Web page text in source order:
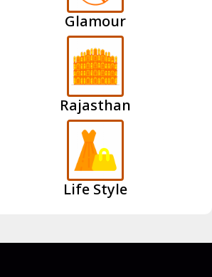
Glamour
Rajasthan
Life Style